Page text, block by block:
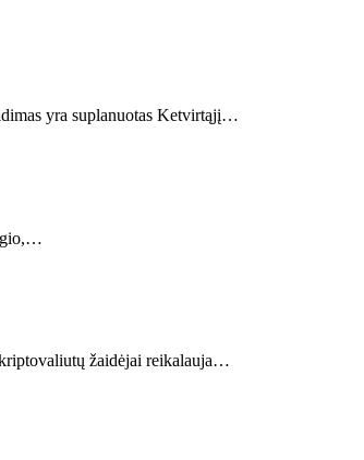
yra suplanuotas Ketvirtąjį…
žaidėjai reikalauja…